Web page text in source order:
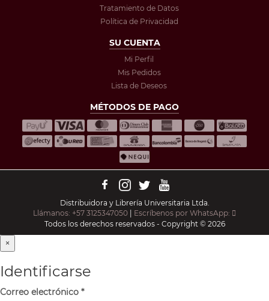
Tratamiento de Datos
Política de Privacidad
SU CUENTA
Mi Perfil
Mis Pedidos
Lista de Deseos
MÉTODOS DE PAGO
Distribuidora y Librería Universitaria Ltda.
Llámanos: +57 3125347050 | Escríbenos por WhatsApp:
Todos los derechos reservados - Copyright © 2026
×
Identificarse
Correo electrónico *